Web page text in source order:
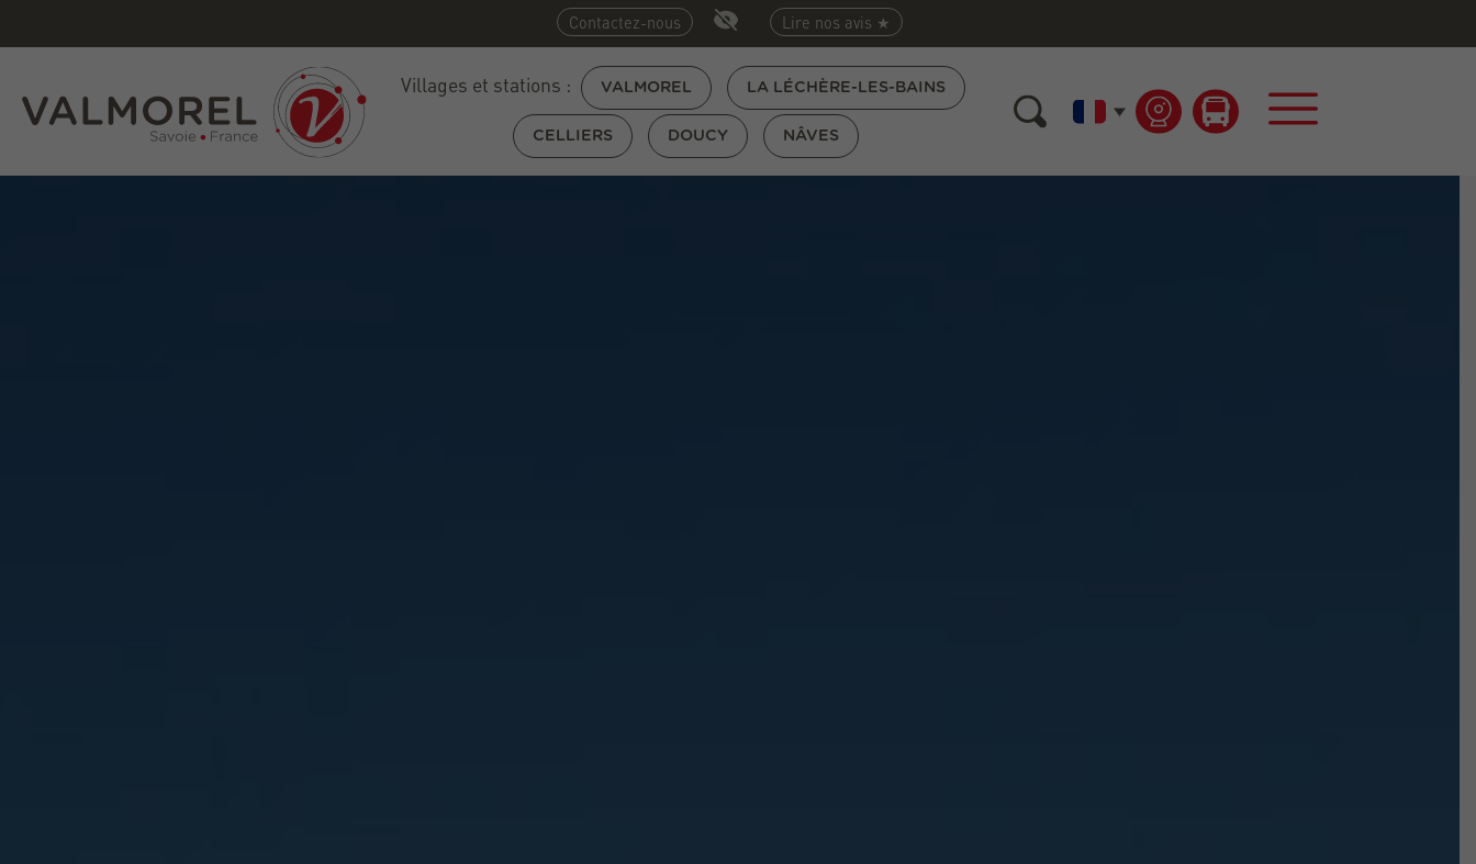
Contactez-nous Lire nos avis ★
Villages et stations : VALMOREL LA LÉCHÈRE-LES-BAINS
CELLIERS DOUCY NÂVES